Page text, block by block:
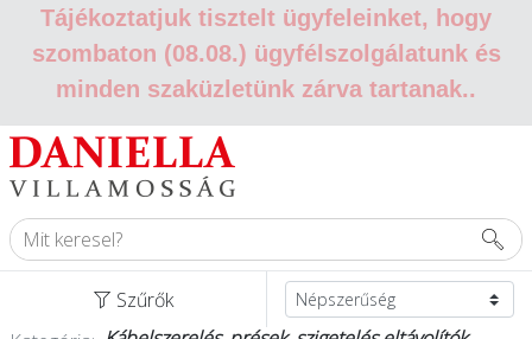
Tájékoztatjuk tisztelt ügyfeleinket, hogy
szombaton (08.08.) ügyfélszolgálatunk és
minden szaküzletünk zárva tartanak..
Szűrők